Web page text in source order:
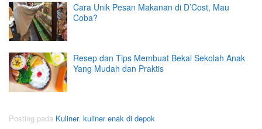
Cara Unik Pesan Makanan di D’Cost, Mau
Coba?
Resep dan Tips Membuat Bekal Sekolah Anak
Yang Mudah dan Praktis
Posting pada Kuliner, kuliner enak di depok